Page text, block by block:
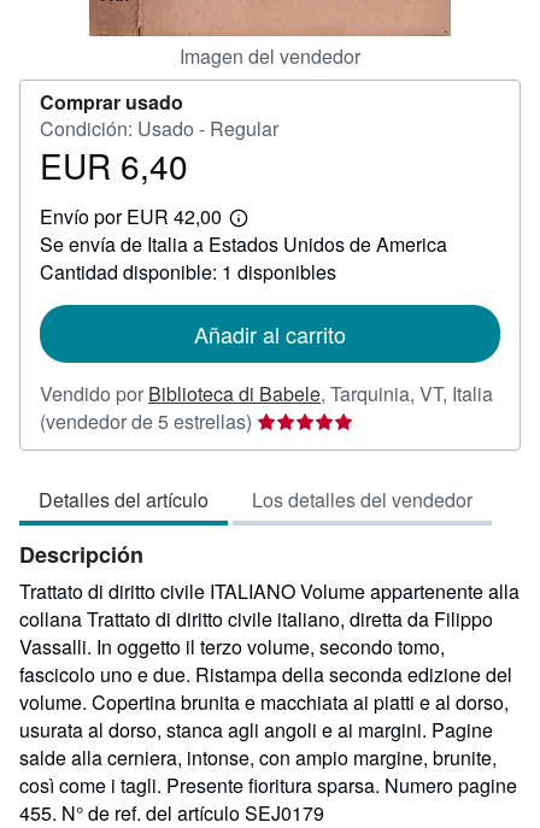
Imagen del vendedor
Comprar usado
Condición: Usado - Regular
Precio
6,40
EUR 6,40
Envío por EUR 42,00
Más
información
sobre
las
envío
Se envía de Italia a Estados Unidos de America
Cantidad disponible: 1 disponibles
Añadir al carrito
Vendido por Biblioteca di Babele, Tarquinia, VT, Italia
(vendedor de 5 estrellas) Calificación
del
5
de
estrellas
Detalles del artículo Los detalles del vendedor
Descripción
Trattato di diritto civile ITALIANO Volume appartenente alla
collana Trattato di diritto civile italiano, diretta da Filippo
Vassalli. In oggetto il terzo volume, secondo tomo,
fascicolo uno e due. Ristampa della seconda edizione del
volume. Copertina brunita e macchiata ai piatti e al dorso,
usurata al dorso, stanca agli angoli e ai margini. Pagine
salde alla cerniera, intonse, con ampio margine, brunite,
così come i tagli. Presente fioritura sparsa. Numero pagine
455. N° de ref. del artículo SEJ0179